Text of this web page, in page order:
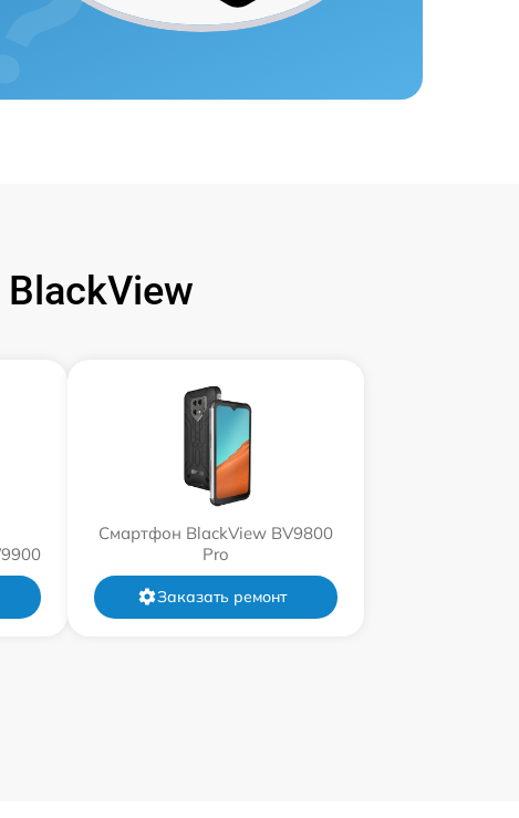
Смартфон BlackView BV9800
Pro
Заказать ремонт